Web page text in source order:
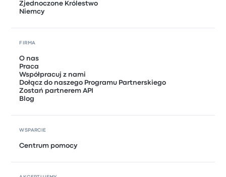
Zjednoczone Królestwo
Niemcy
FIRMA
O nas
Praca
Współpracuj z nami
Dołącz do naszego Programu Partnerskiego
Zostań partnerem API
Blog
WSPARCIE
Centrum pomocy